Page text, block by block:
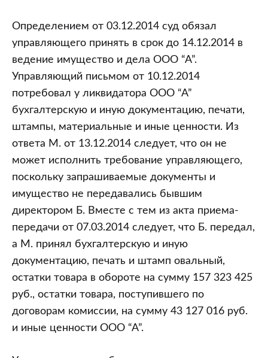
Определением от 03.12.2014 суд обязал
управляющего принять в срок до 14.12.2014 в
ведение имущество и дела ООО “А”.
Управляющий письмом от 10.12.2014
потребовал у ликвидатора ООО “А”
бухгалтерскую и иную документацию, печати,
штампы, материальные и иные ценности. Из
ответа М. от 13.12.2014 следует, что он не
может исполнить требование управляющего,
поскольку запрашиваемые документы и
имущество не передавались бывшим
директором Б. Вместе с тем из акта приема-
передачи от 07.03.2014 следует, что Б. передал,
а М. принял бухгалтерскую и иную
документацию, печать и штамп овальный,
остатки товара в обороте на сумму 157 323 425
руб., остатки товара, поступившего по
договорам комиссии, на сумму 43 127 016 руб.
и иные ценности ООО “А”.